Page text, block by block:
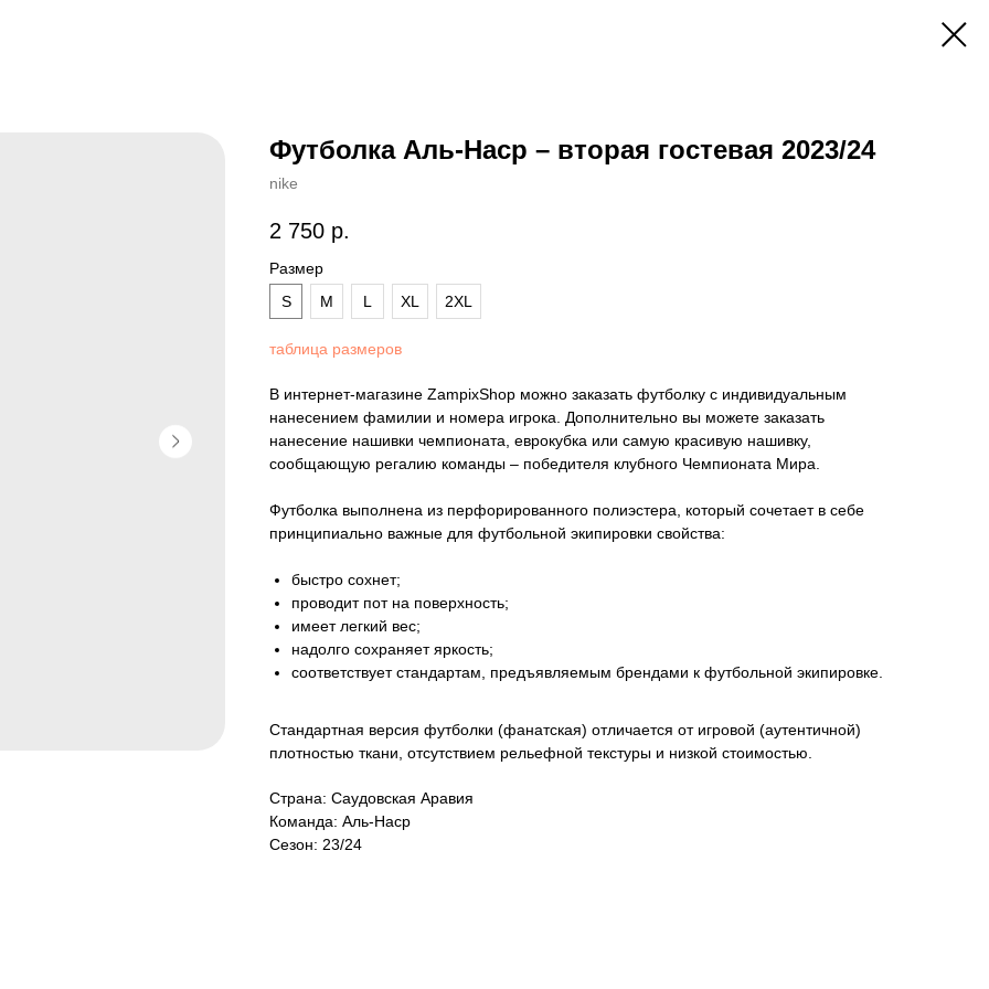
Футболка Аль-Наср – вторая гостевая 2023/24
nike
2 750 р.
Размер
S
M L XL 2XL
таблица размеров
В интернет-магазине ZampixShop можно заказать футболку с индивидуальным
нанесением фамилии и номера игрока. Дополнительно вы можете заказать
нанесение нашивки чемпионата, еврокубка или самую красивую нашивку,
сообщающую регалию команды – победителя клубного Чемпионата Мира.
Футболка выполнена из перфорированного полиэстера, который сочетает в себе
принципиально важные для футбольной экипировки свойства:
быстро сохнет;
проводит пот на поверхность;
имеет легкий вес;
надолго сохраняет яркость;
соответствует стандартам, предъявляемым брендами к футбольной экипировке.
Стандартная версия футболки (фанатская) отличается от игровой (аутентичной)
плотностью ткани, отсутствием рельефной текстуры и низкой стоимостью.
Страна: Саудовская Аравия
Команда: Аль-Наср
Сезон: 23/24